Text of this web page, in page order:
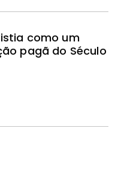
como um
pagã do Século